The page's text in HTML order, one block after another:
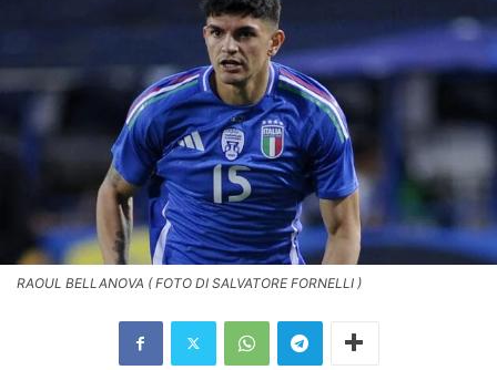
RAOUL BELLANOVA ( FOTO DI SALVATORE FORNELLI )